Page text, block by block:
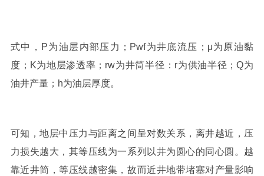
式中，P为油层内部压力；Pwf为井底流压；μ为原油黏
度；K为地层渗透率；rw为井筒半径：r为供油半径；Q为
油井产量；h为油层厚度。
可知，地层中压力与距离之间呈对数关系，离井越近，压
力损失越大，其等压线为一系列以井为圆心的同心圆。越
靠近井简，等压线越密集，故而近井地带堵塞对产量影响